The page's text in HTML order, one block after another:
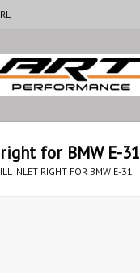
for BMW E-31
INLET RIGHT FOR BMW E-31